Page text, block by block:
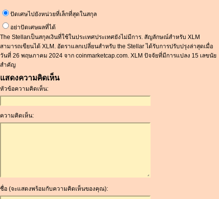
ปัดเศษไปยังหน่วยที่เล็กที่สุดในสกุล
อย่าปัดเศษผลที่ได้
The Stellarเป็นสกุลเงินที่ใช้ในประเทศประเทศยังไม่มีการ. สัญลักษณ์สำหรับ XLM
สามารถเขียนได้ XLM. อัตราแลกเปลี่ยนสำหรับ the Stellar ได้รับการปรับปรุงล่าสุดเมื่อ
วันที่ 26 พฤษภาคม 2024 จาก coinmarketcap.com. XLM ปัจจัยที่มีการแปลง 15 เลขนัย
สำคัญ
แสดงความคิดเห็น
หัวข้อความคิดเห็น:
ความคิดเห็น:
ชื่อ (จะแสดงพร้อมกับความคิดเห็นของคุณ):